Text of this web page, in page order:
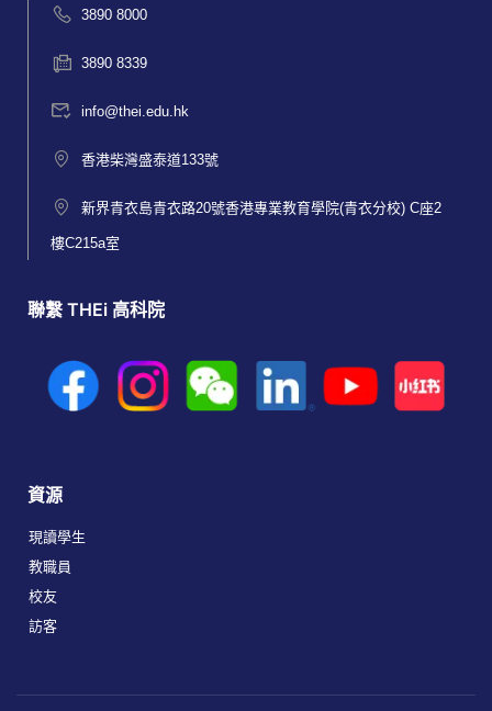
3890 8000
3890 8339
info@thei.edu.hk
香港柴灣盛泰道133號
新界青衣島青衣路20號香港專業教育學院(青衣分校) C座2
樓C215a室
聯繫 THEi 高科院
資源
現讀學生
教職員
校友
訪客